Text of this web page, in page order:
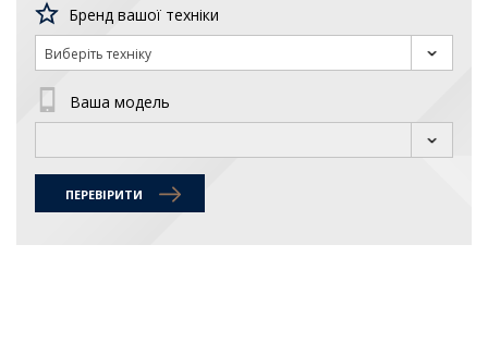
Бренд вашої техніки
Виберіть техніку
Ваша модель
ПЕРЕВІРИТИ